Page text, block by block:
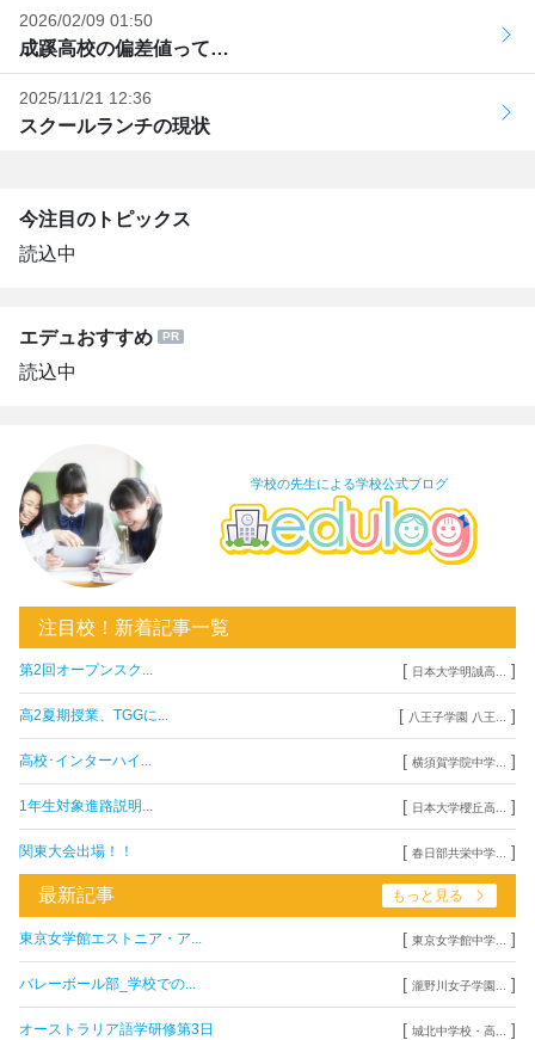
2026/02/09 01:50
成蹊高校の偏差値って…
2025/11/21 12:36
スクールランチの現状
今注目のトピックス
読込中
エデュおすすめ
読込中
学校の先生による学校公式ブログ
注目校！新着記事一覧
第2回オープンスク... [ 日本大学明誠高... ]
高2夏期授業、TGGに... [ 八王子学園 八王... ]
高校･インターハイ... [ 横須賀学院中学... ]
1年生対象進路説明... [ 日本大学櫻丘高... ]
関東大会出場！！ [ 春日部共栄中学... ]
最新記事 もっと見る
東京女学館エストニア・ア... [ 東京女学館中学... ]
バレーボール部_学校での... [ 瀧野川女子学園... ]
オーストラリア語学研修第3日 [ 城北中学校・高... ]